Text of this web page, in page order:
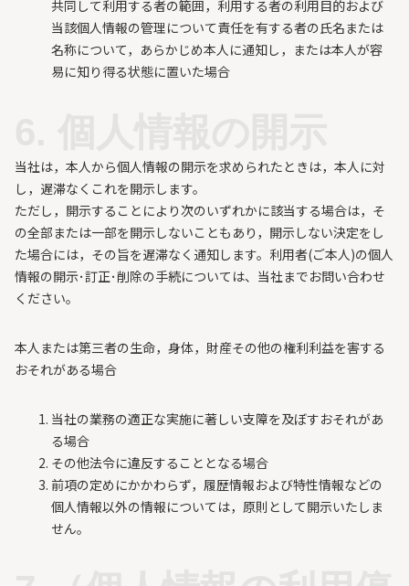
共同して利用する者の範囲，利用する者の利用目的および
当該個人情報の管理について責任を有する者の氏名または
名称について，あらかじめ本人に通知し，または本人が容
易に知り得る状態に置いた場合
当社は，本人から個人情報の開示を求められたときは，本人に対
し，遅滞なくこれを開示します。
ただし，開示することにより次のいずれかに該当する場合は，そ
の全部または一部を開示しないこともあり，開示しない決定をし
た場合には，その旨を遅滞なく通知します。利用者(ご本人)の個人
情報の開示･訂正･削除の手続については、当社までお問い合わせ
ください。
本人または第三者の生命，身体，財産その他の権利利益を害する
おそれがある場合
当社の業務の適正な実施に著しい支障を及ぼすおそれがあ
る場合
その他法令に違反することとなる場合
前項の定めにかかわらず，履歴情報および特性情報などの
個人情報以外の情報については，原則として開示いたしま
せん。